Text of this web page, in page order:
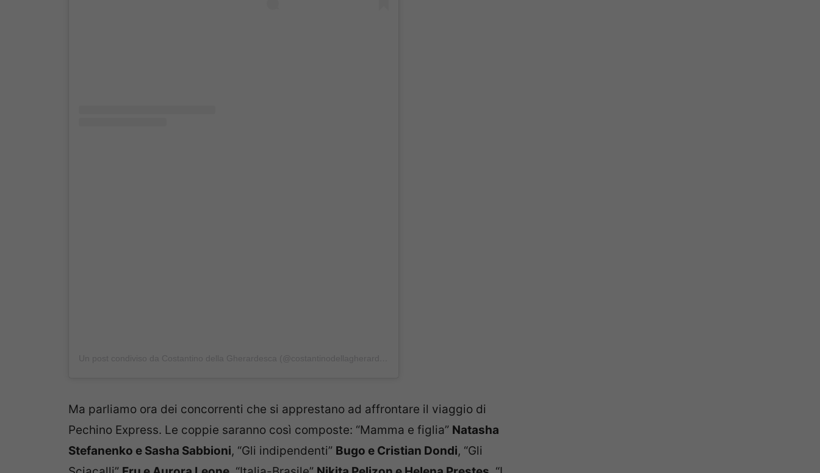
Ma parliamo ora dei concorrenti che si apprestano ad affrontare il viaggio di
Pechino Express. Le coppie saranno così composte: “Mamma e figlia” Natasha
Stefanenko e Sasha Sabbioni, “Gli indipendenti” Bugo e Cristian Dondi, “Gli